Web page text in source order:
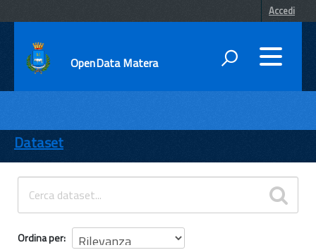
Accedi
OpenData Matera
ENTI
TEMI
INFORMAZIONI
Dataset
Ordina per